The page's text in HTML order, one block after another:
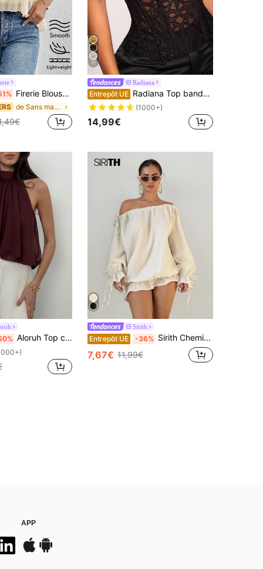
Firerie Blouse en mousseline de soie asymétrique à volants au cou ample
de Sans manches Chemisiers pour femmes
11
Radiana
Entrepôt UE Radiana Top bandeau sexy et ajusté en dentelle pour femmes
(1000+)
14,99€
Aloruh Top court élégant sans manches à col montant de couleur unie pour femmes, polyvalent pour l'été, la plage, les vacances, le style boho, tropical, la Saint-Valentin, la rentrée scolaire
Sirith
Entrepôt UE -36% Sirith Chemise de plage élégante et décontractée pour femme, style français, à volants, polyvalente et sexy, col asymétrique avec nœud à nouer, voile transparent, flatteuse, pour l'été, les vacances, les rendez-vous romantiques et les fêtes
7,67€ 11,99€
APP